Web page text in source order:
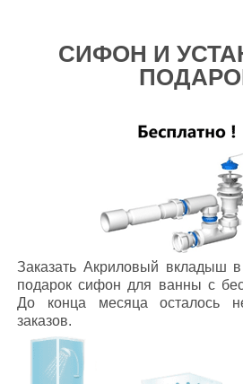
СИФОН И
Заказать Акриловый вкладыш
подарок сифон для ванны с
До конца месяца осталось
заказов.